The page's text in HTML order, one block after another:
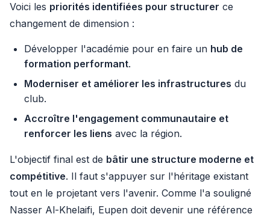
Voici les priorités identifiées pour structurer ce
changement de dimension :
Développer l'académie pour en faire un hub de
formation performant.
Moderniser et améliorer les infrastructures du
club.
Accroître l'engagement communautaire et
renforcer les liens avec la région.
L'objectif final est de bâtir une structure moderne et
compétitive. Il faut s'appuyer sur l'héritage existant
tout en le projetant vers l'avenir. Comme l'a souligné
Nasser Al-Khelaifi, Eupen doit devenir une référence